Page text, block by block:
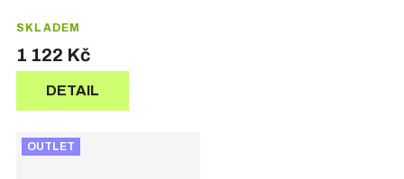
SKLADEM
1 122 Kč
DETAIL
OUTLET